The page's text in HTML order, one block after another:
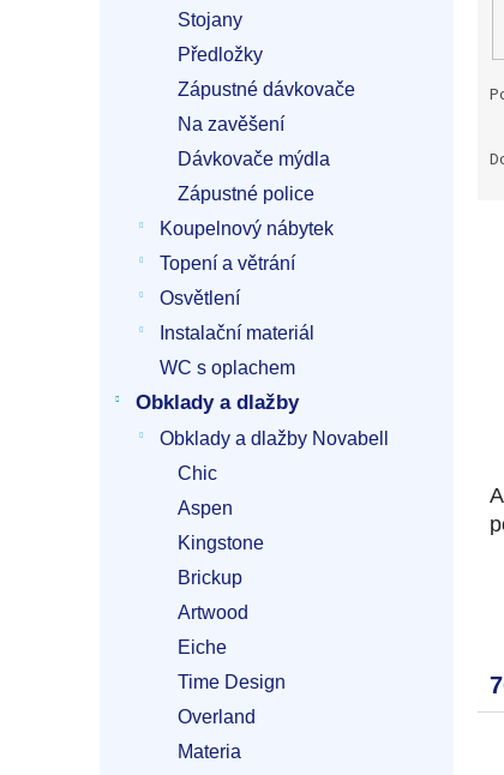
Stojany
Předložky
Zápustné dávkovače
Na zavěšení
Dávkovače mýdla
Zápustné police
Koupelnový nábytek
Topení a větrání
Osvětlení
Instalační materiál
WC s oplachem
Obklady a dlažby
Obklady a dlažby Novabell
Chic
Aspen
Kingstone
Brickup
Artwood
Eiche
Time Design
Overland
Materia